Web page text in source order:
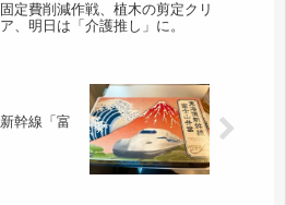
固定費削減作戦、植木の剪定クリ
ア、明日は「介護推し」に。
幹線「富